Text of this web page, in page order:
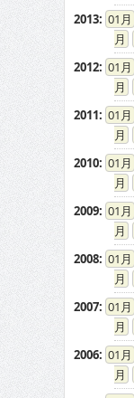
2013: 01
2012: 01
2011: 01
2010: 01
2009: 01
2008: 01
2007: 01
2006: 01